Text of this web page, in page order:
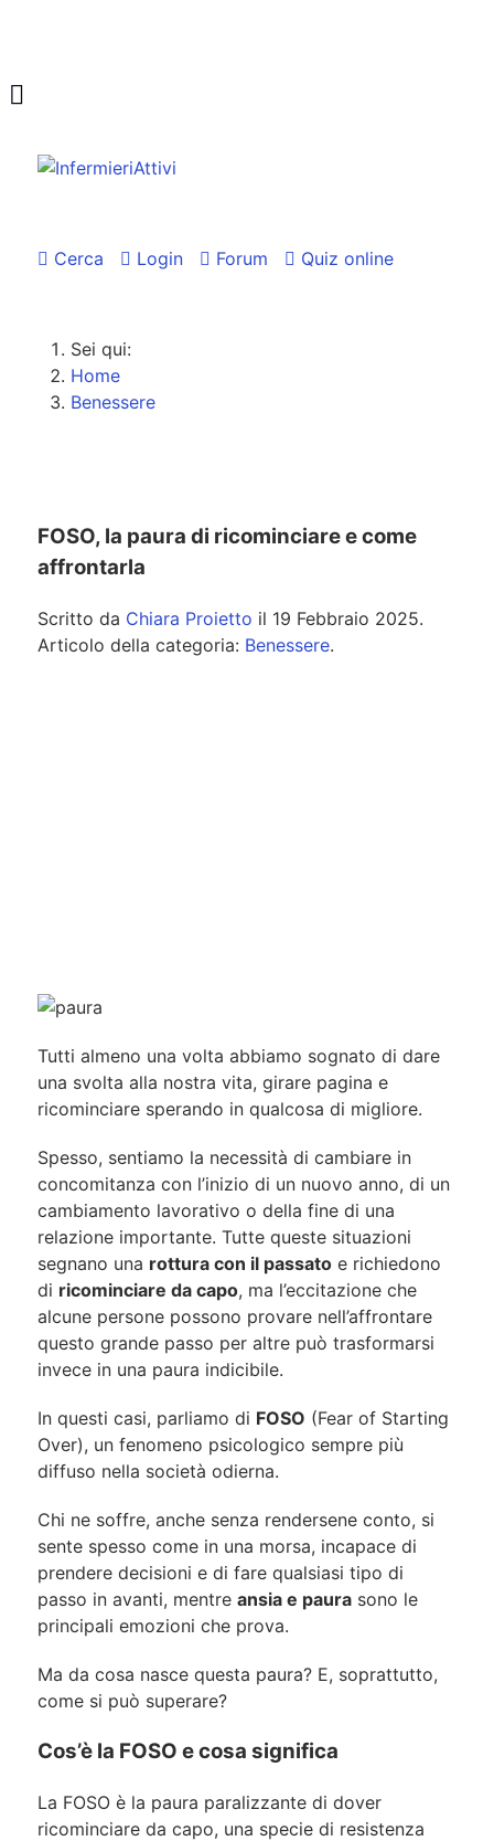
Cerca Login Forum Quiz online
Sei qui:
Home
Benessere
FOSO, la paura di ricominciare e come
affrontarla
Scritto da Chiara Proietto il 19 Febbraio 2025.
Articolo della categoria: Benessere.
Tutti almeno una volta abbiamo sognato di dare
una svolta alla nostra vita, girare pagina e
ricominciare sperando in qualcosa di migliore.
Spesso, sentiamo la necessità di cambiare in
concomitanza con l’inizio di un nuovo anno, di un
cambiamento lavorativo o della fine di una
relazione importante. Tutte queste situazioni
segnano una rottura con il passato e richiedono
di ricominciare da capo, ma l’eccitazione che
alcune persone possono provare nell’affrontare
questo grande passo per altre può trasformarsi
invece in una paura indicibile.
In questi casi, parliamo di FOSO (Fear of Starting
Over), un fenomeno psicologico sempre più
diffuso nella società odierna.
Chi ne soffre, anche senza rendersene conto, si
sente spesso come in una morsa, incapace di
prendere decisioni e di fare qualsiasi tipo di
passo in avanti, mentre ansia e paura sono le
principali emozioni che prova.
Ma da cosa nasce questa paura? E, soprattutto,
come si può superare?
Cos’è la FOSO e cosa significa
La FOSO è la paura paralizzante di dover
ricominciare da capo, una specie di resistenza